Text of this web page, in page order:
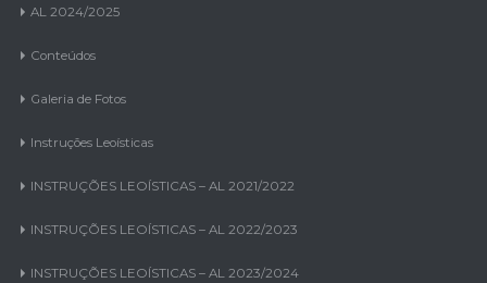
AL 2024/2025
Conteúdos
Galeria de Fotos
Instruções Leoísticas
INSTRUÇÕES LEOÍSTICAS – AL 2021/2022
INSTRUÇÕES LEOÍSTICAS – AL 2022/2023
INSTRUÇÕES LEOÍSTICAS – AL 2023/2024